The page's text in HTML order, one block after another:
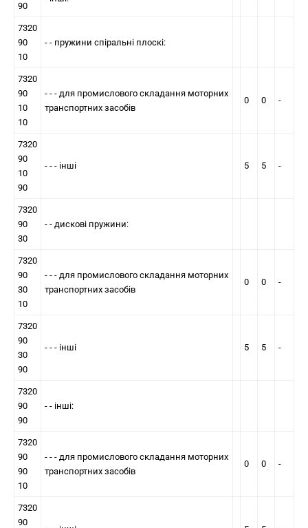
90
7320
90
10
- - пружини спiральнi плоскі:
7320
90
10
10
- - - для промислового складання моторних
транспортних засобів
0 0 -
7320
90
10
90
- - - інші 5 5 -
7320
90
30
- - дискові пружини:
7320
90
30
10
- - - для промислового складання моторних
транспортних засобів
0 0 -
7320
90
30
90
- - - інші 5 5 -
7320
90
90
- - інші:
7320
90
90
10
- - - для промислового складання моторних
транспортних засобів
0 0 -
7320
90